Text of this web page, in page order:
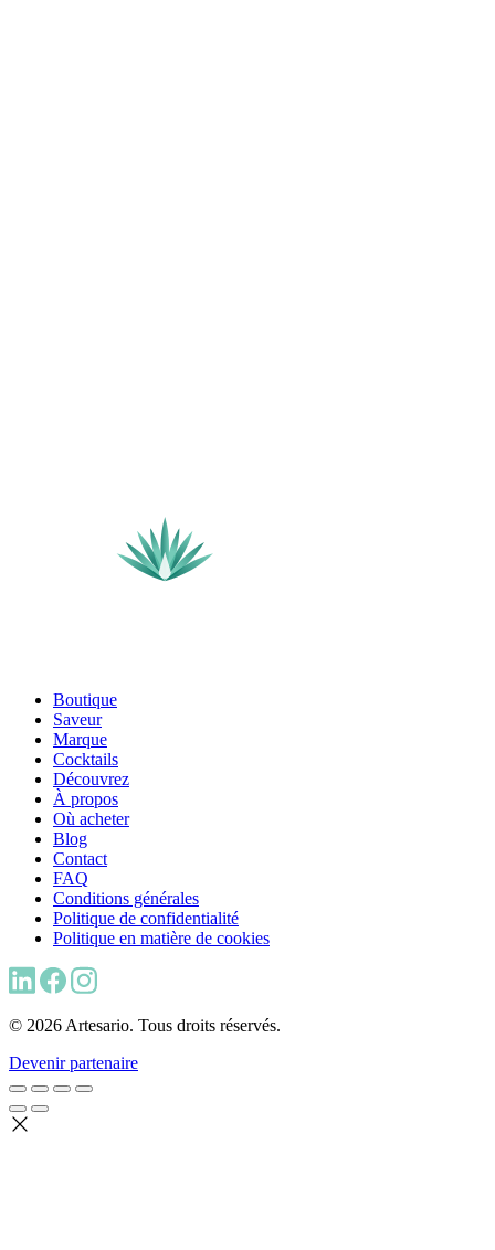
Boutique
Saveur
Marque
Cocktails
Découvrez
À propos
Où acheter
Blog
Contact
FAQ
Conditions générales
Politique de confidentialité
Politique en matière de cookies
© 2026 Artesario. Tous droits réservés.
Devenir partenaire